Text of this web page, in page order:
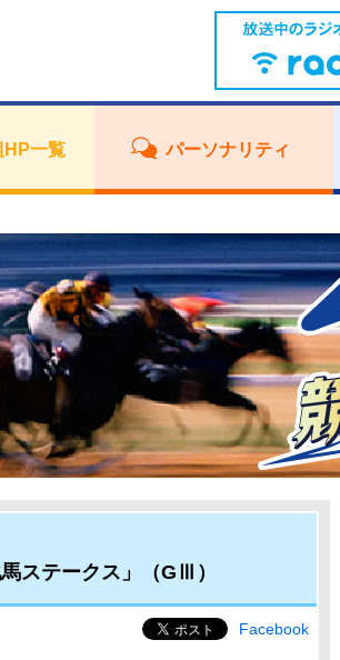
HP一覧 パーソナリティ
ステークス」（GⅢ）
Facebook